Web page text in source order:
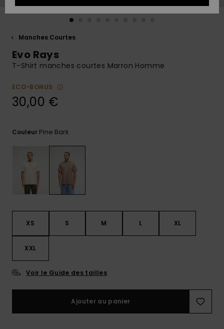
Démarrer
fréquentes et
CARTE
CADEAU
LISTE DE
SOUHAITS
Manches Courtes
Evo Rays
T-Shirt manches courtes Marron Homme
ECO-BONUS
30,00 €
Couleur Pine Bark
XS S M L XL
XXL
Voir le Guide des tailles
Ajouter au panier